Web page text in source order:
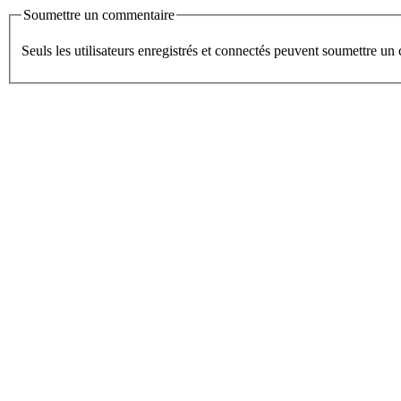
Soumettre un commentaire
Seuls les utilisateurs enregistrés et connectés peuvent soumettre un